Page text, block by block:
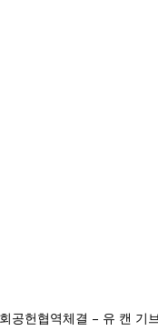
공헌협역체결 – 유 캔 기